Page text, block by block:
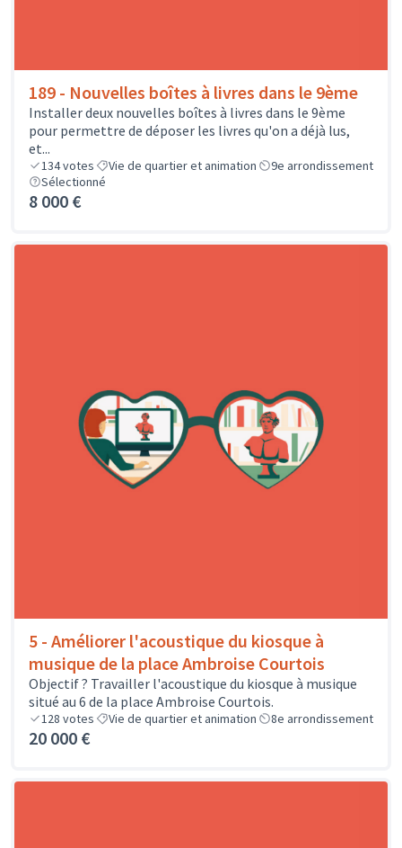
189 - Nouvelles boîtes à livres dans le 9ème
Installer deux nouvelles boîtes à livres dans le 9ème
pour permettre de déposer les livres qu'on a déjà lus,
et...
134votes Vie de quartier et animation
9e arrondissement
Sélectionné
8 000 €
5 - Améliorer l'acoustique du kiosque à
musique de la place Ambroise Courtois
Objectif ? Travailler l'acoustique du kiosque à musique
situé au 6 de la place Ambroise Courtois.
128 votes Vie de quartier et animation 8e arrondissement
20 000 €